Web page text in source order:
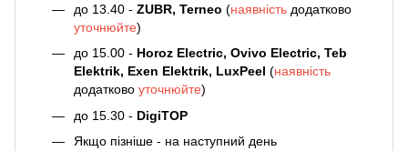
до 13.40 - ZUBR, Terneo (наявність додатково
уточнюйте)
до 15.00 - Horoz Electric, Ovivo Electric, Teb
Elektrik, Exen Elektrik, LuxPeel (наявність
додатково уточнюйте)
до 15.30 - DigiTOP
Якщо пізніше - на наступний день